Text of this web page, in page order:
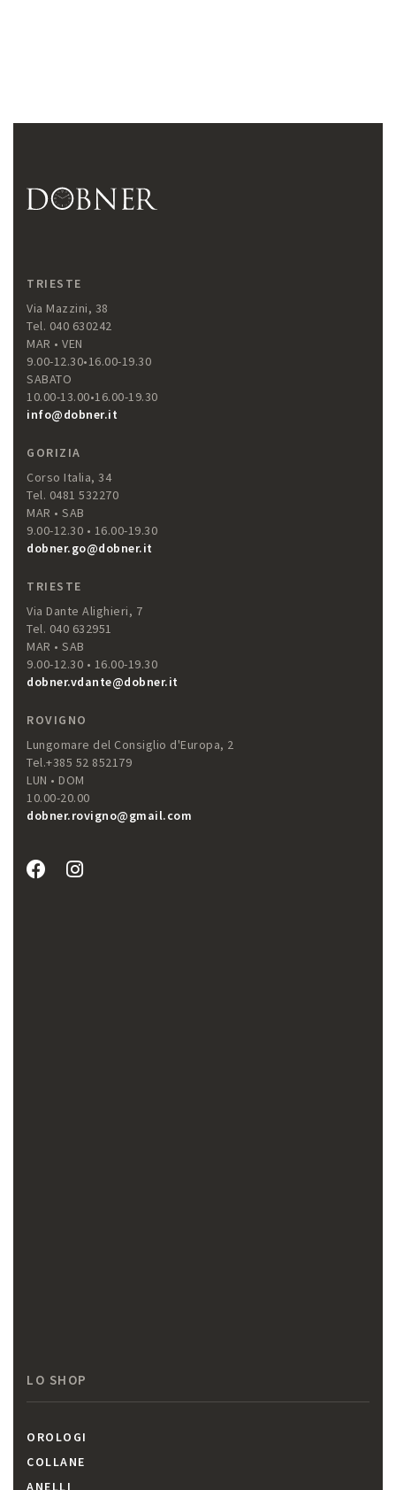
TRIESTE
Via Mazzini, 38
Tel. 040 630242
MAR • VEN
9.00-12.30•16.00-19.30
SABATO
10.00-13.00•16.00-19.30
info@dobner.it
GORIZIA
Corso Italia, 34
Tel. 0481 532270
MAR • SAB
9.00-12.30 • 16.00-19.30
dobner.go@dobner.it
TRIESTE
Via Dante Alighieri, 7
Tel. 040 632951
MAR • SAB
9.00-12.30 • 16.00-19.30
dobner.vdante@dobner.it
ROVIGNO
Lungomare del Consiglio d'Europa, 2
Tel.+385 52 852179
LUN • DOM
10.00-20.00
dobner.rovigno@gmail.com
LO SHOP
OROLOGI
COLLANE
ANELLI